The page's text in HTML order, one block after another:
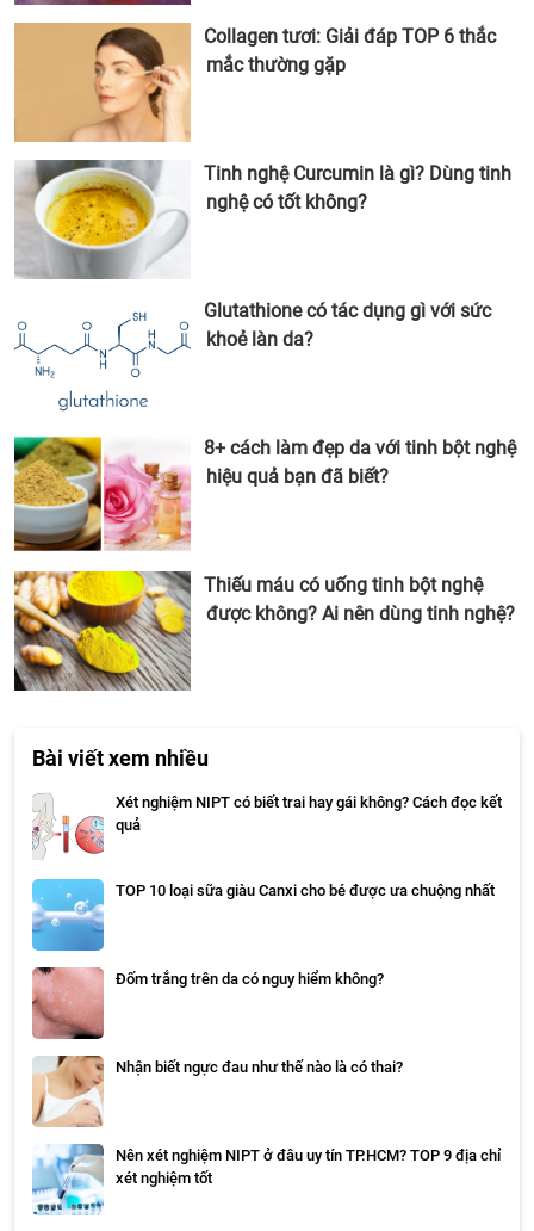
Collagen tươi: Giải đáp TOP 6 thắc
mắc thường gặp
Tinh nghệ Curcumin là gì? Dùng tinh
nghệ có tốt không?
Glutathione có tác dụng gì với sức
khoẻ làn da?
8+ cách làm đẹp da với tinh bột nghệ
hiệu quả bạn đã biết?
Thiếu máu có uống tinh bột nghệ
được không? Ai nên dùng tinh nghệ?
Bài viết xem nhiều
Xét nghiệm NIPT có biết trai hay gái không? Cách đọc kết
quả
TOP 10 loại sữa giàu Canxi cho bé được ưa chuộng nhất
Đốm trắng trên da có nguy hiểm không?
Nhận biết ngực đau như thế nào là có thai?
Nên xét nghiệm NIPT ở đâu uy tín TP.HCM? TOP 9 địa chỉ
xét nghiệm tốt